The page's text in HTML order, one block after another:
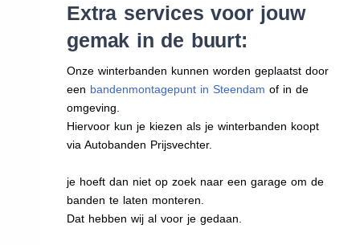
Extra services voor jouw
gemak in de buurt:
Onze winterbanden kunnen worden geplaatst door
een bandenmontagepunt in Steendam of in de
omgeving.
Hiervoor kun je kiezen als je winterbanden koopt
via Autobanden Prijsvechter.
je hoeft dan niet op zoek naar een garage om de
banden te laten monteren.
Dat hebben wij al voor je gedaan.